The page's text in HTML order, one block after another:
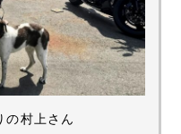
の村上さん